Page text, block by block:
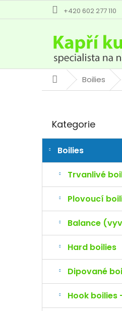
+420 602 277 110
DomůBoilies
r
n
í
l
kategorie
Kategorie
Boilies
Trvanlivé
Plovoucí
Balance
Hard boilies
Dipované
Hook boilies